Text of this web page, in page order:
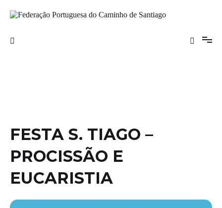
para
Santiago
FESTA S. TIAGO –
PROCISSÃO E
EUCARISTIA